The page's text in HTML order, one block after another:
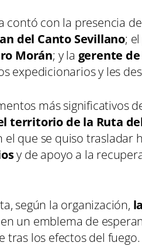
contó con la presencia
del Canto Sevillano; el
Morán; y la gerente
expedicionarios y les
más significativos
territorio de la Ruta
el que se quiso trasladar
y de apoyo a la
según la organización,
un emblema de
tras los efectos del fuego.